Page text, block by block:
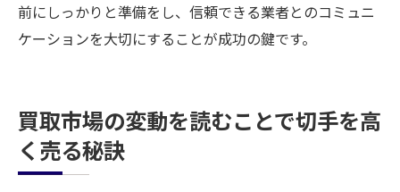
前にしっかりと準備をし、信頼できる業者とのコミュニ
ケーションを大切にすることが成功の鍵です。
買取市場の変動を読むことで切手を高
く売る秘訣